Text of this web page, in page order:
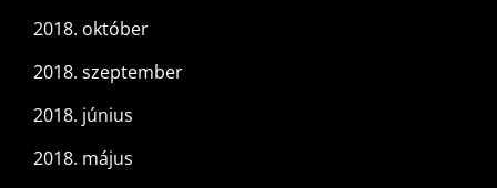
2018. október
2018. szeptember
2018. június
2018. május